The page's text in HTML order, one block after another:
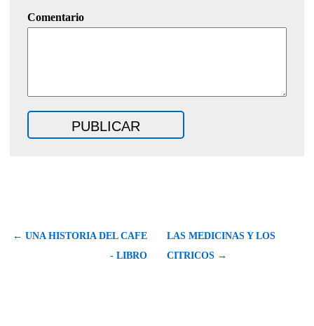
Comentario
← UNA HISTORIA DEL CAFE
- LIBRO
LAS MEDICINAS Y LOS
CITRICOS →